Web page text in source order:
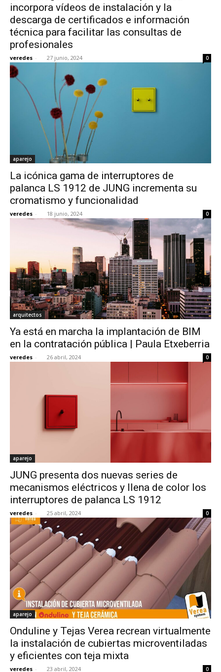
incorpora vídeos de instalación y la
descarga de certificados e información
técnica para facilitar las consultas de
profesionales
veredes - 27 junio, 2024 0
aparejo
La icónica gama de interruptores de
palanca LS 1912 de JUNG incrementa su
cromatismo y funcionalidad
veredes - 18 junio, 2024 0
arquitectos
Ya está en marcha la implantación de BIM
en la contratación pública | Paula Etxeberria
veredes - 26 abril, 2024 0
aparejo
­JUNG presenta dos nuevas series de
mecanismos eléctricos y llena de color los
interruptores de palanca LS 1912
veredes - 25 abril, 2024 0
aparejo
Onduline y Tejas Verea recrean virtualmente
la instalación de cubiertas microventiladas
y eficientes con teja mixta
veredes - 23 abril, 2024 0